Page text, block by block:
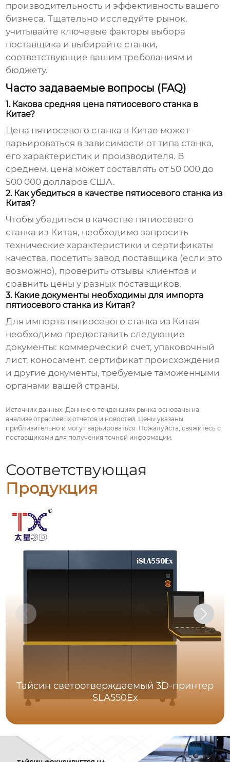
производительность и эффективность вашего
бизнеса. Тщательно исследуйте рынок,
учитывайте ключевые факторы выбора
поставщика и выбирайте станки,
соответствующие вашим требованиям и
бюджету.
Часто задаваемые вопросы (FAQ)
1. Какова средняя цена пятиосевого станка в
Китае?
Цена пятиосевого станка в Китае может
варьироваться в зависимости от типа станка,
его характеристик и производителя. В
среднем, цена может составлять от 50 000 до
500 000 долларов США.
2. Как убедиться в качестве пятиосевого станка из
Китая?
Чтобы убедиться в качестве пятиосевого
станка из Китая, необходимо запросить
технические характеристики и сертификаты
качества, посетить завод поставщика (если это
возможно), проверить отзывы клиентов и
сравнить цены у разных поставщиков.
3. Какие документы необходимы для импорта
пятиосевого станка из Китая?
Для импорта пятиосевого станка из Китая
необходимо предоставить следующие
документы: коммерческий счет, упаковочный
лист, коносамент, сертификат происхождения
и другие документы, требуемые таможенными
органами вашей страны.
Источник данных: Данные о тенденциях рынка основаны на
анализе отраслевых отчетов и новостей. Цены указаны
приблизительно и могут варьироваться. Пожалуйста, свяжитесь с
поставщиками для получения точной информации.
Соответствующая
Продукция
Тайсин светоотверждаемый 3D-принтер
SLA550Ex